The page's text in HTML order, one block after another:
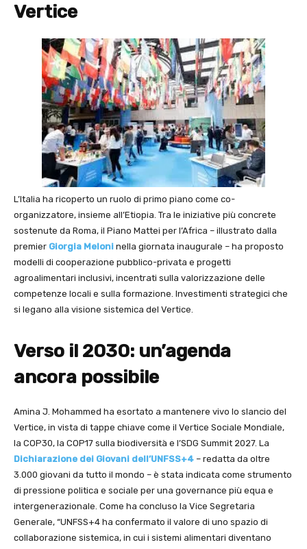
Vertice
L’Italia ha ricoperto un ruolo di primo piano come co-
organizzatore, insieme all’Etiopia. Tra le iniziative più concrete
sostenute da Roma, il Piano Mattei per l’Africa – illustrato dalla
premier Giorgia Meloni nella giornata inaugurale – ha proposto
modelli di cooperazione pubblico-privata e progetti
agroalimentari inclusivi, incentrati sulla valorizzazione delle
competenze locali e sulla formazione. Investimenti strategici che
si legano alla visione sistemica del Vertice.
Verso il 2030: un’agenda
ancora possibile
Amina J. Mohammed ha esortato a mantenere vivo lo slancio del
Vertice, in vista di tappe chiave come il Vertice Sociale Mondiale,
la COP30, la COP17 sulla biodiversità e l’SDG Summit 2027. La
Dichiarazione dei Giovani dell’UNFSS+4 – redatta da oltre
3.000 giovani da tutto il mondo – è stata indicata come strumento
di pressione politica e sociale per una governance più equa e
intergenerazionale. Come ha concluso la Vice Segretaria
Generale, “UNFSS+4 ha confermato il valore di uno spazio di
collaborazione sistemica, in cui i sistemi alimentari diventano